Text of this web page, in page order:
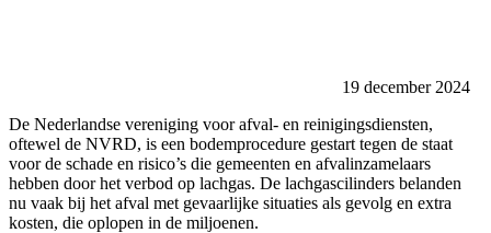
19 december 2024
De Nederlandse vereniging voor afval- en reinigingsdiensten,
oftewel de NVRD, is een bodemprocedure gestart tegen de staat
voor de schade en risico’s die gemeenten en afvalinzamelaars
hebben door het verbod op lachgas. De lachgascilinders belanden
nu vaak bij het afval met gevaarlijke situaties als gevolg en extra
kosten, die oplopen in de miljoenen.